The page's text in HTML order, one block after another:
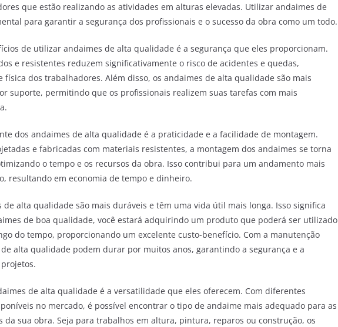
que estão realizando as atividades em alturas elevadas. Utilizar andaimes de
para garantir a segurança dos profissionais e o sucesso da obra como um todo.
de utilizar andaimes de alta qualidade é a segurança que eles proporcionam.
e resistentes reduzem significativamente o risco de acidentes e quedas,
dos trabalhadores. Além disso, os andaimes de alta qualidade são mais
suporte, permitindo que os profissionais realizem suas tarefas com mais
dos andaimes de alta qualidade é a praticidade e a facilidade de montagem.
e fabricadas com materiais resistentes, a montagem dos andaimes se torna
o tempo e os recursos da obra. Isso contribui para um andamento mais
resultando em economia de tempo e dinheiro.
de alta qualidade são mais duráveis e têm uma vida útil mais longa. Isso significa
de boa qualidade, você estará adquirindo um produto que poderá ser utilizado
do tempo, proporcionando um excelente custo-benefício. Com a manutenção
alta qualidade podem durar por muitos anos, garantindo a segurança e a
de alta qualidade é a versatilidade que eles oferecem. Com diferentes
no mercado, é possível encontrar o tipo de andaime mais adequado para as
da sua obra. Seja para trabalhos em altura, pintura, reparos ou construção, os